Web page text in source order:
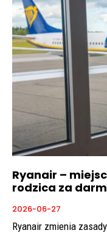
Ryanair –
rodzica za
2026-06-27
Ryanair zmienia